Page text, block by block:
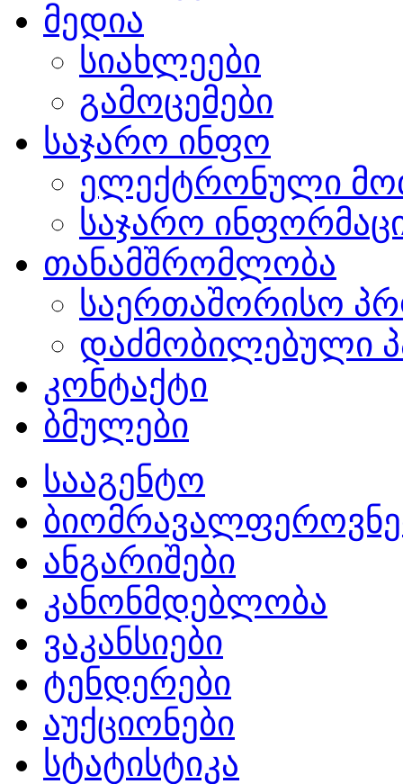
მედია
სიახლეები
გამოცემები
საჯარო ინფო
ელექტრონული
საჯარო
თანამშრომლობა
საერთაშორისო
დაძმობილებული
კონტაქტი
ბმულები
სააგენტო
ანგარიშები
კანონმდებლობა
ვაკანსიები
ტენდერები
აუქციონები
სტატისტიკა